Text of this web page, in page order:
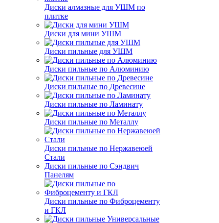
Диски алмазные для УШМ по
плитке
Диски для мини УШМ
Диски пильные для УШМ
Диски пильные по Алюминию
Диски пильные по Древесине
Диски пильные по Ламинату
Диски пильные по Металлу
Диски пильные по Нержавеюей
Стали
Диски пильные по Сэндвич
Панелям
Диски пильные по Фиброцементу
и ГКЛ